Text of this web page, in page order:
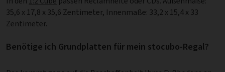
35,6 x 17,8 x 35,6 Zentimeter, Innenmaße: 33,2 x 15,4 x 33
Zentimeter.
Benötige ich Grundplatten für mein stocubo-Regal?